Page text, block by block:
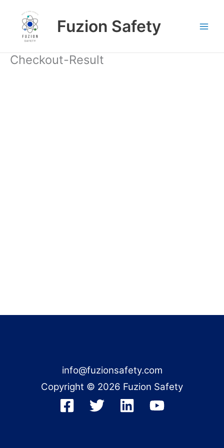
content
Fuzion Safety
Checkout-Result
info@fuzionsafety.com
Copyright © 2026 Fuzion Safety